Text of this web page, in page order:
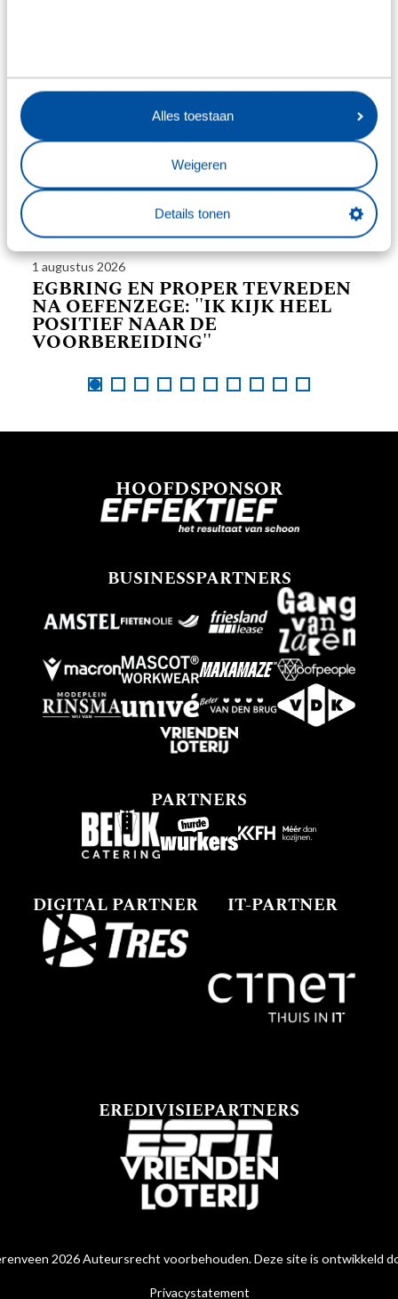
Alles toestaan
Weigeren
Details tonen
1 augustus 2026
EGBRING EN PROPER TEVREDEN
NA OEFENZEGE: ''IK KIJK HEEL
POSITIEF NAAR DE
VOORBEREIDING''
HOOFDSPONSOR
BUSINESSPARTNERS
PARTNERS
DIGITAL PARTNER IT-PARTNER
EREDIVISIEPARTNERS
2026 Auteursrecht voorbehouden. Deze site is ontwikkeld
Privacystatement